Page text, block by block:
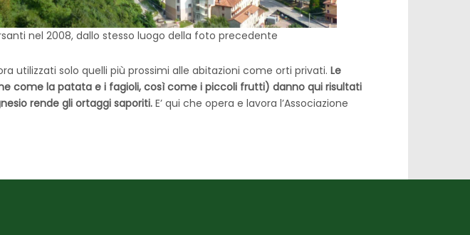
nel 2008, dallo stesso luogo della foto precedente
utilizzati solo quelli più prossimi alle abitazioni come orti privati. Le
come la patata e i fagioli, così come i piccoli frutti) danno qui risultati
rende gli ortaggi saporiti.E’ qui che opera e lavora l’Associazione